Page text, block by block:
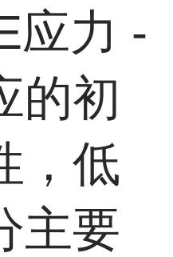
应力 -
的初
，低
主要